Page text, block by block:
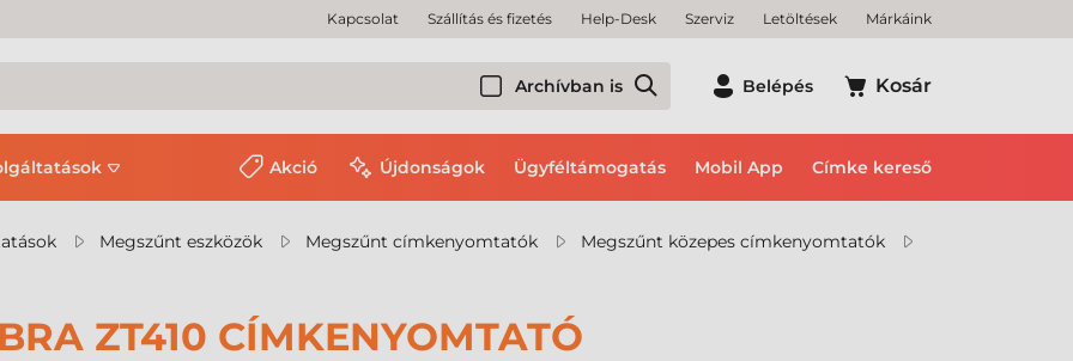
Kapcsolat Szállítás és fizetés Help-Desk Szerviz Letöltések Márkáink
Archívban is Belépés Kosár
Akció Újdonságok Ügyféltámogatás Mobil App Címke kereső
Megszűnt eszközök Megszűnt címkenyomtatók Megszűnt közepes címkenyomtatók
ZT410 CÍMKENYOMTATÓ